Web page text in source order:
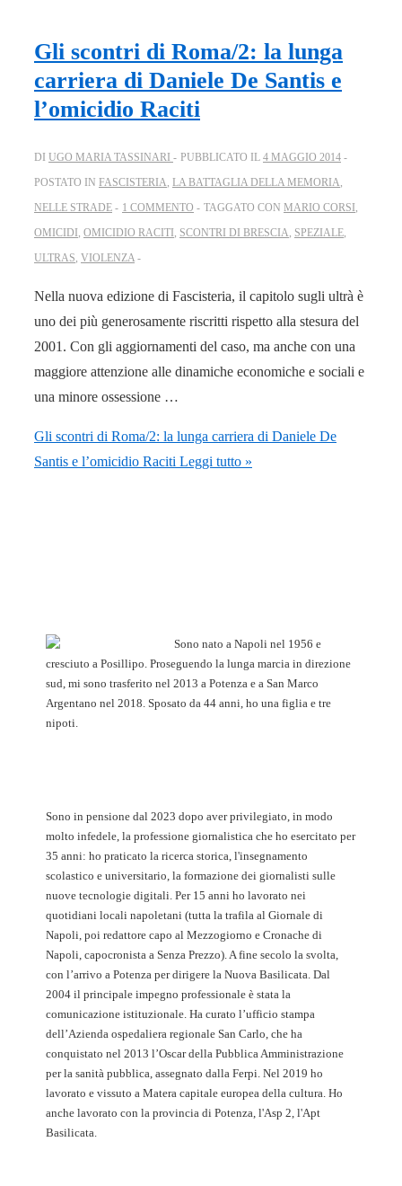
Gli scontri di Roma/2: la lunga
carriera di Daniele De Santis e
l’omicidio Raciti
DI UGO MARIA TASSINARI PUBBLICATO IL 4 MAGGIO 2014
POSTATO IN FASCISTERIA LA BATTAGLIA DELLA MEMORIA
NELLE STRADE
1 COMMENTO TAGGATO CON MARIO CORSI
OMICIDI OMICIDIO RACITI SCONTRI DI BRESCIA SPEZIALE
ULTRAS VIOLENZA
Nella nuova edizione di Fascisteria, il capitolo sugli ultrà è
uno dei più generosamente riscritti rispetto alla stesura del
2001. Con gli aggiornamenti del caso, ma anche con una
maggiore attenzione alle dinamiche economiche e sociali e
una minore ossessione …
Gli scontri di Roma/2: la lunga carriera di Daniele De
Santis e l’omicidio Raciti Leggi tutto »
Sono nato a Napoli nel 1956 e
cresciuto a Posillipo. Proseguendo la lunga marcia in direzione
sud, mi sono trasferito nel 2013 a Potenza e a San Marco
Argentano nel 2018. Sposato da 44 anni, ho una figlia e tre
nipoti.
Sono in pensione dal 2023 dopo aver privilegiato, in modo
molto infedele, la professione giornalistica che ho esercitato per
35 anni: ho praticato la ricerca storica, l'insegnamento
scolastico e universitario, la formazione dei giornalisti sulle
nuove tecnologie digitali. Per 15 anni ho lavorato nei
quotidiani locali napoletani (tutta la trafila al Giornale di
Napoli, poi redattore capo al Mezzogiorno e Cronache di
Napoli, capocronista a Senza Prezzo). A fine secolo la svolta,
con l’arrivo a Potenza per dirigere la Nuova Basilicata. Dal
2004 il principale impegno professionale è stata la
comunicazione istituzionale. Ha curato l’ufficio stampa
dell’Azienda ospedaliera regionale San Carlo, che ha
conquistato nel 2013 l’Oscar della Pubblica Amministrazione
per la sanità pubblica, assegnato dalla Ferpi. Nel 2019 ho
lavorato e vissuto a Matera capitale europea della cultura. Ho
anche lavorato con la provincia di Potenza, l'Asp 2, l'Apt
Basilicata.